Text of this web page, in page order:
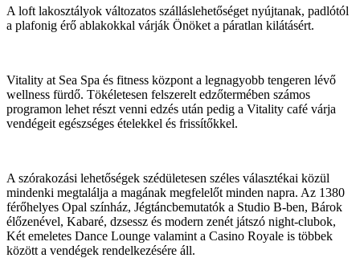
A loft lakosztályok változatos szálláslehetőséget nyújtanak, padlótól
a plafonig érő ablakokkal várják Önöket a páratlan kilátásért.
Vitality at Sea Spa és fitness központ a legnagyobb tengeren lévő
wellness fürdő. Tökéletesen felszerelt edzőtermében számos
programon lehet részt venni edzés után pedig a Vitality café várja
vendégeit egészséges ételekkel és frissítőkkel.
A szórakozási lehetőségek szédületesen széles választékai közül
mindenki megtalálja a magának megfelelőt minden napra. Az 1380
férőhelyes Opal színház, Jégtáncbemutatók a Studio B-ben, Bárok
élőzenével, Kabaré, dzsessz és modern zenét játszó night-clubok,
Két emeletes Dance Lounge valamint a Casino Royale is többek
között a vendégek rendelkezésére áll.